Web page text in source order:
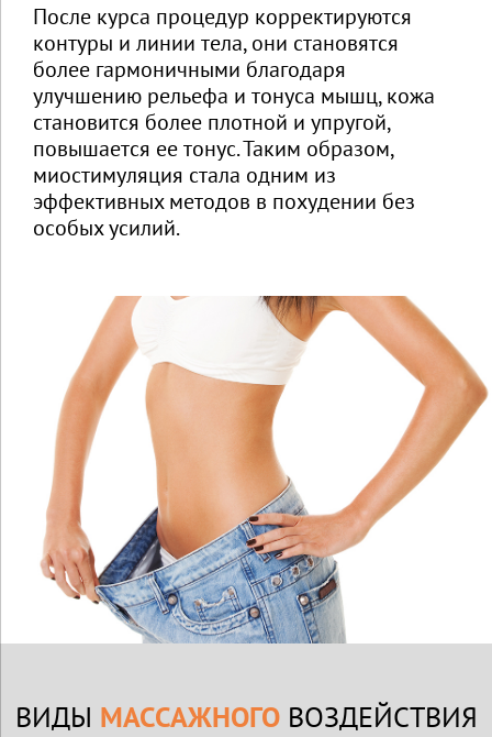
После курса процедур корректируются
контуры и линии тела, они становятся
более гармоничными благодаря
улучшению рельефа и тонуса мышц, кожа
становится более плотной и упругой,
повышается ее тонус. Таким образом,
миостимуляция стала одним из
эффективных методов в похудении без
особых усилий.
ВИДЫ МАССАЖНОГОВОЗДЕЙСТВИЯ